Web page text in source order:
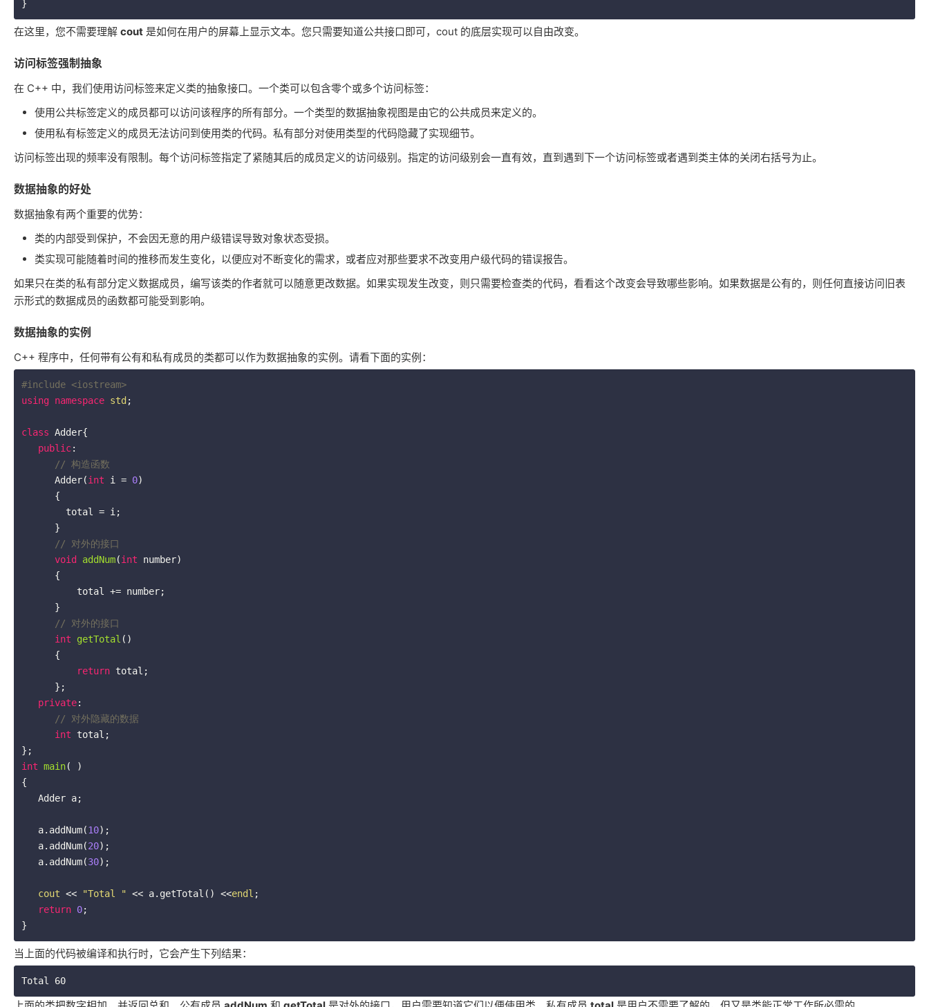
}
在这里，您不需要理解 cout 是如何在用户的屏幕上显示文本。您只需要知道公共接口即可，cout 的底层实现可以自由改变。
访问标签强制抽象
在 C++ 中，我们使用访问标签来定义类的抽象接口。一个类可以包含零个或多个访问标签：
使用公共标签定义的成员都可以访问该程序的所有部分。一个类型的数据抽象视图是由它的公共成员来定义的。
使用私有标签定义的成员无法访问到使用类的代码。私有部分对使用类型的代码隐藏了实现细节。
访问标签出现的频率没有限制。每个访问标签指定了紧随其后的成员定义的访问级别。指定的访问级别会一直有效，直到遇到下一个访问标签或者遇到类主体的关闭右括号为止。
数据抽象的好处
数据抽象有两个重要的优势：
类的内部受到保护，不会因无意的用户级错误导致对象状态受损。
类实现可能随着时间的推移而发生变化，以便应对不断变化的需求，或者应对那些要求不改变用户级代码的错误报告。
如果只在类的私有部分定义数据成员，编写该类的作者就可以随意更改数据。如果实现发生改变，则只需要检查类的代码，看看这个改变会导致哪些影响。如果数据是公有的，则任何直接访问旧表
示形式的数据成员的函数都可能受到影响。
数据抽象的实例
C++ 程序中，任何带有公有和私有成员的类都可以作为数据抽象的实例。请看下面的实例：
#include <iostream>
using namespace std ;
class Adder{
public:
// 构造函数
      Adder(
int i = 0)
// 对外的接口
void
addNum(int number)
{
// 对外的接口
int
getTotal ()
{
return total;
private:
// 对外隐藏的数据
int total;
int main( )
{
   a.addNum(
10);
   a.addNum(
20);
   a.addNum(
30);
cout << "Total " << a.getTotal() <<endl ;
return 0;
}
当上面的代码被编译和执行时，它会产生下列结果：